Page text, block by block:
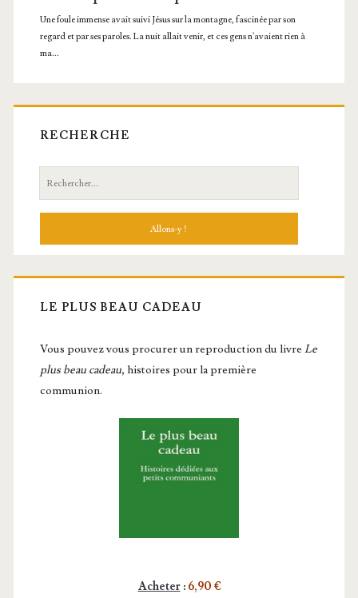
RECHERCHE
Recherche:
LE PLUS BEAU CADEAU
Vous pou­vez vous pro­cu­rer un repro­duc­tion du livre Le
plus beau cadeau, histoires pour la première
communion.
Acheter: 6,90 €